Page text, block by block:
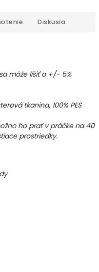
Diskusia
môže líšiť o +/- 5%
tkanina, 100% PES
ho prať v práčke na 40
prostriedky.